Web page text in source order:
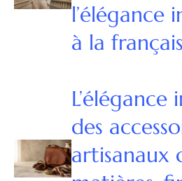
l’élégance
à la
des
artisanaux